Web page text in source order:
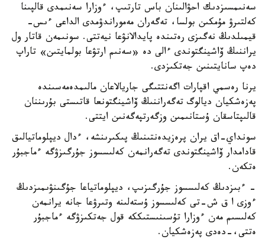
سەنىمسىزدىك احۋالىنان باس تارتىپ، ءوزارا سەنىمدى قالپىنا
كەلتىرۋ مۇمكىن بولسا، تەگەران مەموراندۋمدى الداعى ءىس-
قيمىلدىڭ نەگىزى رەتىندە پايدالانۋعا نيەتتى. سونىمەن قاتار ول
يراننىڭ ۆاشينگتوندى ءالى دە «سەنىم ارتۋعا بولمايتىن» تاراپ
دەپ سانايتىنىن جەتكىزدى.
يرنا رەسمي اقپارات اگەنتتىگى جاريالاعان مالىمدەمەسىندە
پەزەشكيان ديالوگ تەگەراننىڭ ۆاشينگتونعا قاتىستى بۇرىننان
قالىپتاسقان ۇستانىمىن وزگەرتپەگەنىن ايتتى.
سونداي-اق يران پرەزيدەنتىنىڭ پىكىرىنشە، ءدال ديپلوماتيالىق
قادامدار ۆاشينگتوندى تەگەرانمەن كەلىسسوز جۇرگىزۋگە ءماجبۇر
ەتكەن.
- ءبىزدىڭ كەلىسسوز جۇرگىزىپ، ديپلوماتياعا جۇگىنۋىمىزدىڭ
ءوزى ا ق ش-تى كەلىسسوز ۇستەلىنە وتىرۋعا جانە يرانمەن
كەلىسىم مەن ءوزارا تۇسىنىستىككە قول جەتكىزۋگە ءماجبۇر
ەتتى،-دەدى پەزەشكيان.